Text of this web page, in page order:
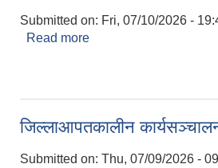
Submitted on: Fri, 07/10/2026 -
Read more
जिल्लाआपतकालीन
Submitted on: Thu, 07/09/2026 -